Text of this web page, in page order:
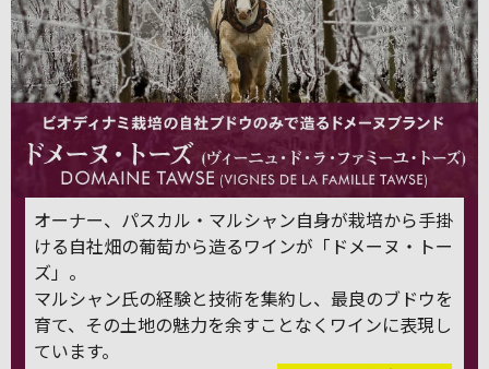
オーナー、パスカル・マルシャン自身が栽培から手掛
ける自社畑の葡萄から造るワインが「ドメーヌ・トー
ズ」。
マルシャン氏の経験と技術を集約し、最良のブドウを
育て、その土地の魅力を余すことなくワインに表現し
ています。